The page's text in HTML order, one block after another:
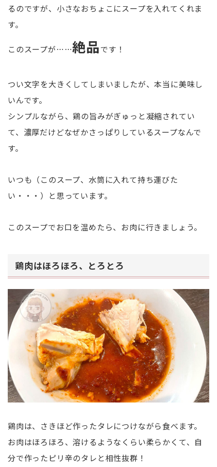
るのですが、小さなおちょこにスープを入れてくれま
す。
このスープが……絶品です！
つい文字を大きくしてしまいましたが、本当に美味し
いんです。
シンプルながら、鶏の旨みがぎゅっと凝縮されてい
て、濃厚だけどなぜかさっぱりしているスープなんで
す。
いつも（このスープ、水筒に入れて持ち運びた
い・・・）と思っています。
このスープでお口を温めたら、お肉に行きましょう。
鶏肉はほろほろ、とろとろ
鶏肉は、さきほど作ったタレにつけながら食べます。
お肉はほろほろ、溶けるようなくらい柔らかくて、自
分で作ったピリ辛のタレと相性抜群！